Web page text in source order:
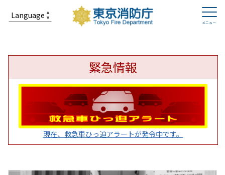
緊急情報
現在、救急車ひっ迫アラートが発令中です。